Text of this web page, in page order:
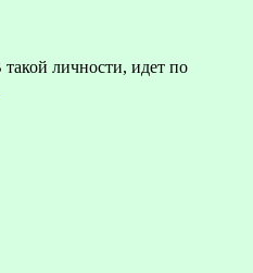
личности, идет по